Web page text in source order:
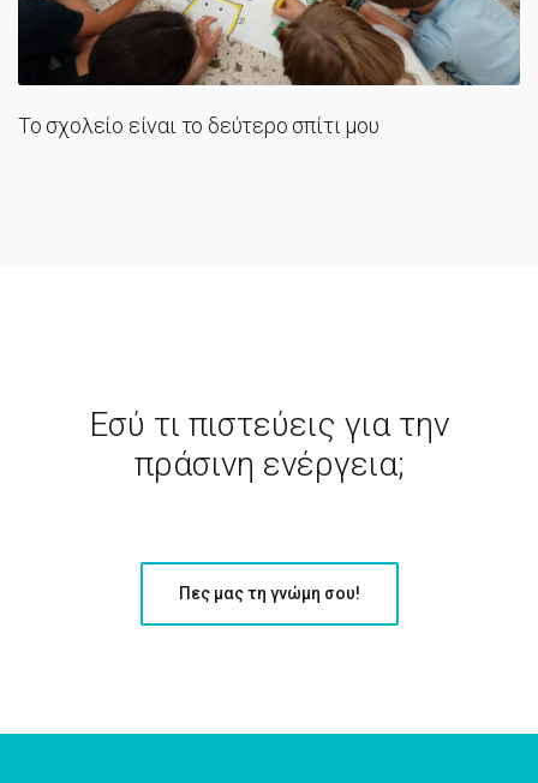
Το σχολείο είναι το δεύτερο σπίτι μου
Εσύ τι πιστεύεις για την
πράσινη ενέργεια;
Πες μας τη γνώμη σου!